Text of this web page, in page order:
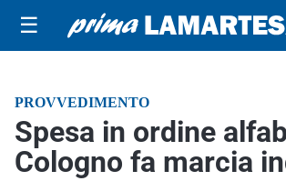
☰
PROVVEDIMENTO
Spesa in ordine
Cologno fa marcia